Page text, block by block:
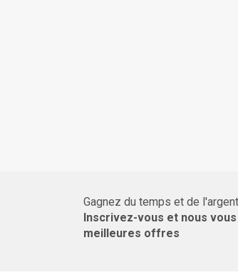
Gagnez du temps et de
Inscrivez-vous et nous
meilleures offres